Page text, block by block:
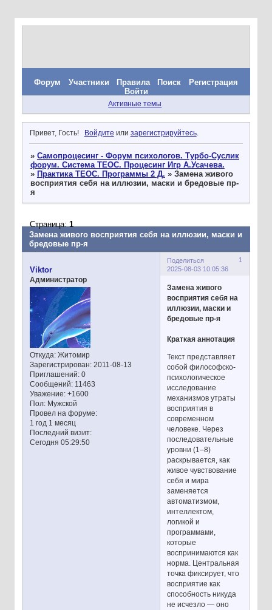
Форум Участники Правила Поиск
Регистрация
Войти
Активные темы
Привет, Гость! Войдите или зарегистрируйтесь.
» Самопроцесинг - Форум психологов. Турбо-Суслик
форум. Система ТЕОС. Процесинг Игр А.Усачева.
» Практика ТЕОС. Программы 2 Д. » Замена живого
восприятия себя на иллюзии, маски и бредовые пр-
я
Замена живого восприятия себя на иллюзии, маски и
бредовые пр-я
Страница:1
Поделиться
1
2025-08-03 10:05:36
Viktor
Администратор
Откуда:Житомир
Зарегистрирован: 2011-08-13
Приглашений:0
Сообщений:11463
Уважение: +1600
Пол:Мужской
Провел на форуме:
1 год 1 месяц
Последний визит:
Сегодня 05:29:50
Замена живого
восприятия себя на
иллюзии, маски и
бредовые пр-я
Краткая аннотация
Текст представляет
собой философско-
психологическое
исследование
механизмов утраты
восприятия в
современном
человеке. Через
последовательные
уровни (1–8)
раскрывается, как
живое чувствование
себя и мира
заменяется
автоматизмом,
интеллектом,
логикой и
программами,
которые
воспринимаются как
норма. Центральная
точка фиксирует, что
восприятие как
способность никуда
не исчезло — оно